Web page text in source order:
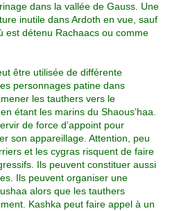
dans la vallée de Gauss. Une
inutile dans Ardoth en vue, sauf
est détenu Rachaacs ou comme
être utilisée de différente
personnages patine dans
les tauthers vers le
étant les marins du Shaous’haa.
de force d’appoint pour
son appareillage. Attention, peu
et les cygras risquent de faire
Ils peuvent constituer aussi
Ils peuvent organiser une
alors que les tauthers
Kashka peut faire appel à un